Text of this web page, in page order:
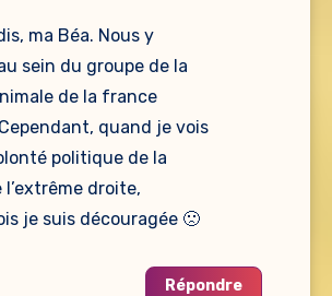
ma Béa. Nous y
sein du groupe de la
de la france
quand je vois
politique de la
droite,
je suis découragée 🙁
Répondre